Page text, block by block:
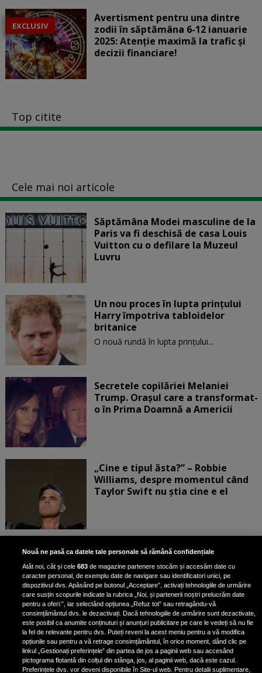
EXCLUSIV
Avertisment pentru una dintre
zodii în săptămâna 6-12 ianuarie
2025: Atenție maximă la trafic și
decizii financiare!
Top citite
Cele mai noi articole
Săptămâna Modei masculine de la
Paris va fi deschisă de casa Louis
Vuitton cu o defilare la Muzeul
Luvru
Un nou proces în lupta prinţului
Harry împotriva tabloidelor
britanice
O nouă rundă în lupta prinţului...
Secretele copilăriei Melaniei
Trump. Orașul care a transformat-
o în Prima Doamnă a Americii
„Cine e tipul ăsta?” – Robbie
Williams, despre momentul când
Taylor Swift nu știa cine e el
Bruce Dickinson, solistul trupei
Iron Maiden, şi-a arătat talentul
de scrimer la un concurs în Franţa
Nicki Minaj, acuzată de agresiune
de fostul manager: Detalii șocante
din proces
Nicki Minaj le-a lăudat pe...
Nouă ne pasă ca datele tale personale să rămână confidențiale
Atât noi, cât și cele683 de magazine partenere stocăm și accesăm date cu
caracter personal, de exemplu date de navigare sau identificatori unici, pe
dispozitivul dvs. Apăsând pe butonul „Acceptare”, activați tehnologiile de urmărire
care susțin scopurile indicate la rubrica „Noi, și partenerii noștri prelucrăm date
pentru a oferi:”, iar selectând opțiunea „Refuz tot” sau retragându-vă
consimțământul dvs. le dezactivați. Dacă tehnologiile de urmărire sunt dezactivate,
este posibil ca anumite conținuturi și anunțuri publicitare pe care le vedeți să nu fie
la fel de relevante pentru dvs. Puteți reveni la acest meniu pentru a vă modifica
opțiunile sau pentru a vă retrage consimțământul, în orice moment, dând clic pe
linkul „Gestionați preferințele” din partea de jos a paginii web sau accesând
pictograma flotantă din colțul din stânga, jos, al paginii web, dacă este cazul.
Preferințele dvs. vor deveni disponibile în Site-ul web. Pentru detalii suplimentare,